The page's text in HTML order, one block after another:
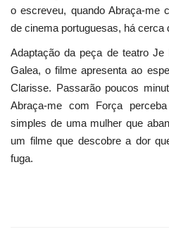
o escreveu, quando Abraça-me
de cinema portuguesas, há cerca
Adaptação da peça de teatro
Galea, o filme apresenta ao
Clarisse. Passarão poucos
Abraça-me com Força
simples de uma mulher que
um filme que descobre a dor
fuga.